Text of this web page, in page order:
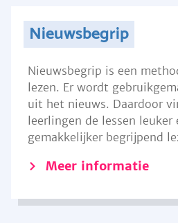
Nieuwsbegrip
Nieuwsbegrip is een
lezen. Er wordt
uit het nieuws. Daardoor
leerlingen de lessen leuker
gemakkelijker begrijpend
Meer informatie